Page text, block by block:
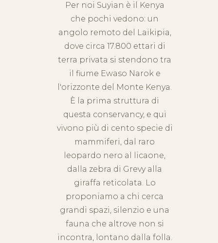
Per noi Suyian è il Kenya
che pochi vedono: un
angolo remoto del Laikipia,
dove circa 17.800 ettari di
terra privata si stendono tra
il fiume Ewaso Narok e
l'orizzonte del Monte Kenya.
È la prima struttura di
questa conservancy, e qui
vivono più di cento specie di
mammiferi, dal raro
leopardo nero al licaone,
dalla zebra di Grevy alla
giraffa reticolata. Lo
proponiamo a chi cerca
grandi spazi, silenzio e una
fauna che altrove non si
incontra, lontano dalla folla.